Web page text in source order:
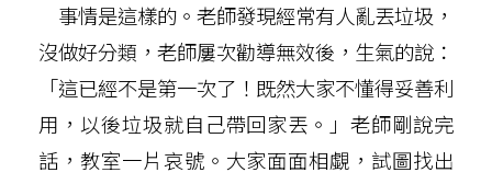
事情是這樣的。老師發現經常有人亂丟垃圾，
沒做好分類，老師屢次勸導無效後，生氣的說：
「這已經不是第一次了！既然大家不懂得妥善利
用，以後垃圾就自己帶回家丟。」老師剛說完
話，教室一片哀號。大家面面相覷，試圖找出